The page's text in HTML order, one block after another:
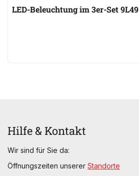
LED-Beleuchtung im 3er-Set 9L49
Hilfe & Kontakt
Wir sind für Sie da:
Öffnungszeiten unserer Standorte